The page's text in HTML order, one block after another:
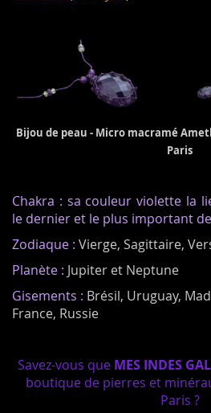
Bijou de peau - Micro macramé
Paris
Chakra : sa couleur violette la
le dernier et le plus important
Zodiaque : Vierge, Sagittaire,
Planète : Jupiter et Neptune
Gisements : Brésil, Uruguay,
France, Russie
Savez-vous que MES INDES
boutique de pierres et
Paris ?